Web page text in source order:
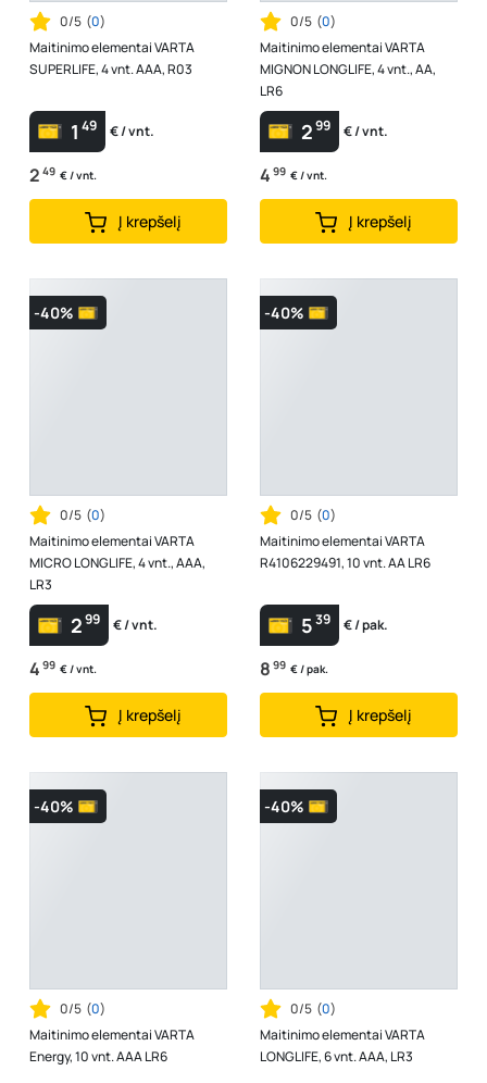
0/5 (0)
Maitinimo elementai VARTA
SUPERLIFE, 4 vnt. AAA, R03
1 49 € / vnt.
2 49 € / vnt.
Į krepšelį
0/5 (0)
Maitinimo elementai VARTA
MIGNON LONGLIFE, 4 vnt., AA,
LR6
299 € / vnt.
4 99 € / vnt.
Į krepšelį
-40%
0/5 (0)
Maitinimo elementai VARTA
MICRO LONGLIFE, 4 vnt., AAA,
LR3
299 € / vnt.
4 99 € / vnt.
Į krepšelį
-40%
0/5 (0)
Maitinimo elementai VARTA
R4106229491, 10 vnt. AA LR6
539 € / pak.
8 99 € / pak.
Į krepšelį
-40%
0/5 (0)
Maitinimo elementai VARTA
Energy, 10 vnt. AAA LR6
-40%
0/5 (0)
Maitinimo elementai VARTA
LONGLIFE, 6 vnt. AAA, LR3